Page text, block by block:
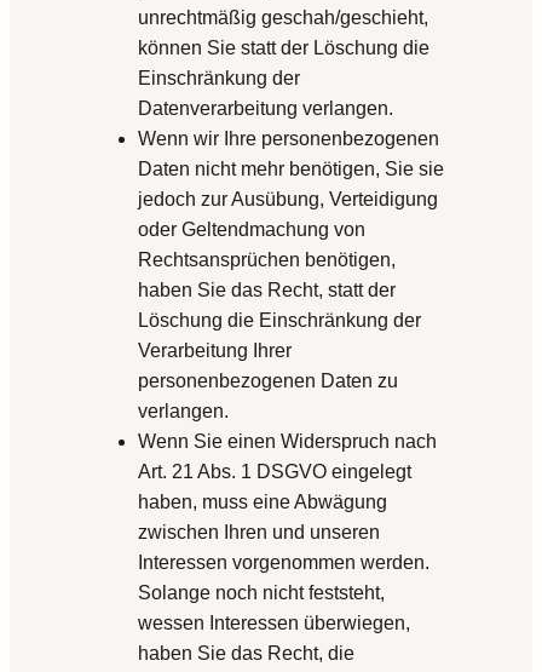
unrechtmäßig geschah/geschieht,
können Sie statt der Löschung die
Einschränkung der
Datenverarbeitung verlangen.
Wenn wir Ihre personenbezogenen
Daten nicht mehr benötigen, Sie sie
jedoch zur Ausübung, Verteidigung
oder Geltendmachung von
Rechtsansprüchen benötigen,
haben Sie das Recht, statt der
Löschung die Einschränkung der
Verarbeitung Ihrer
personenbezogenen Daten zu
verlangen.
Wenn Sie einen Widerspruch nach
Art. 21 Abs. 1 DSGVO eingelegt
haben, muss eine Abwägung
zwischen Ihren und unseren
Interessen vorgenommen werden.
Solange noch nicht feststeht,
wessen Interessen überwiegen,
haben Sie das Recht, die